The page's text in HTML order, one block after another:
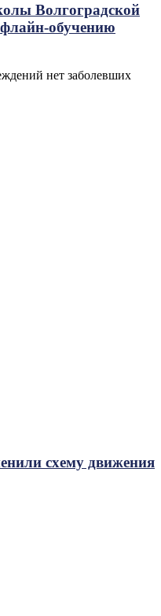
Волгоградской
обучению
нет заболевших
схему движения